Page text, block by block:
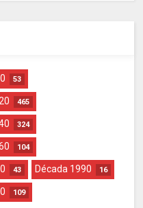
53
465
324
104
43 Década 1990 16
109